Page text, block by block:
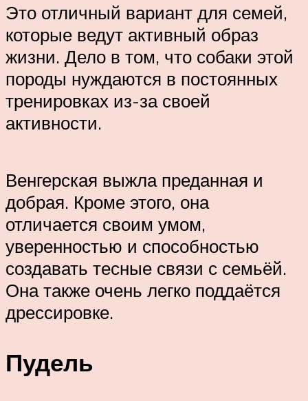
Это отличный вариант для семей,
которые ведут активный образ
жизни. Дело в том, что собаки этой
породы нуждаются в постоянных
тренировках из-за своей
активности.
Венгерская выжла преданная и
добрая. Кроме этого, она
отличается своим умом,
уверенностью и способностью
создавать тесные связи с семьёй.
Она также очень легко поддаётся
дрессировке.
Пудель